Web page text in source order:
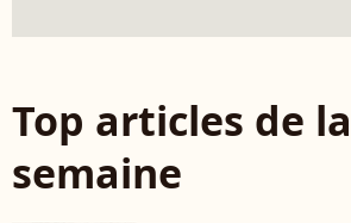
Top articles de la
semaine